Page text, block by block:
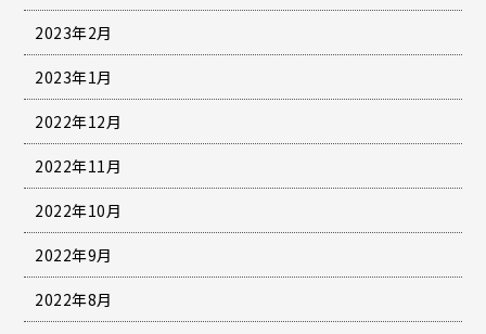
2023年2月
2023年1月
2022年12月
2022年11月
2022年10月
2022年9月
2022年8月